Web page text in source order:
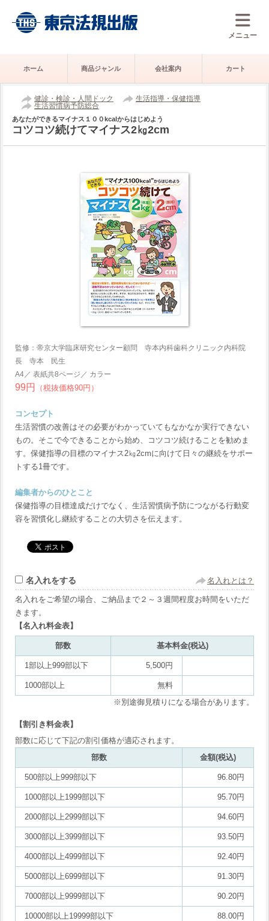
メニュー
ホーム 商品ジャンル 会社案内 カート
健診・検診・人間ドック
生活指導・保健指導
生活習慣病予防総合
あなたができるマイナス１００kcalからはじめよう
コツコツ続けてマイナス2㎏2cm
監修：帝京大学臨床研究センター顧問 寺本内科歯科クリニック内科院
長 寺本 民生
A4／ 表紙共8ページ／ カラー
99円 （税抜価格90円）
コンセプト
生活習慣の改善はその必要がわかっていてもなかなか実行できない
もの。そこで今できることから始め、コツコツ続けることを勧めま
す。保健指導の目標のマイナス2㎏2cmに向けて日々の継続をサポー
トする1冊です。
編集者からのひとこと
保健指導の目標達成だけでなく、生活習慣病予防につながる行動変
容を習慣化し継続することの大切さを伝えます。
名入れをする 名入れとは？
名入れをご希望の場合、ご納品まで２～３週間程度お時間をいただ
きます。
【名入れ料金表】
部数 基本料金(税込)
1部以上999部以下 5,500円
1000部以上
無料
※別途御見積りになる場合があります。
【割引き料金表】
部数に応じて下記の割引価格が適応されます。
部数
金額(税込)
500部以上999部以下 96.80円
1000部以上1999部以下 95.70円
2000部以上2999部以下 94.60円
3000部以上3999部以下 93.50円
4000部以上4999部以下 92.40円
5000部以上6999部以下 91.30円
7000部以上9999部以下 90.20円
10000部以上19999部以下 88.00円